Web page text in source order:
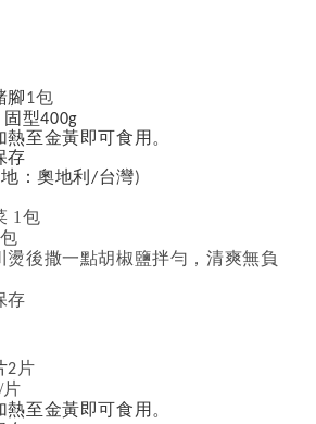
腳1包
型400g
熱至金黃即可食用。
存
：奧地利/台灣)
1包
燙後撒一點胡椒鹽拌勻，清爽無負
存
2片
片
至金黃即可食用。